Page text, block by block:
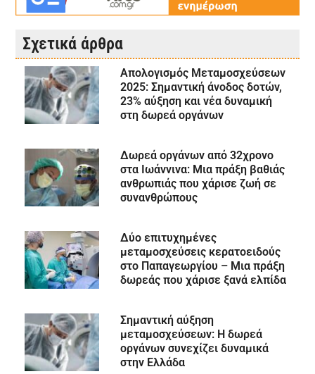
Σχετικά άρθρα
Απολογισμός Μεταμοσχεύσεων
2025: Σημαντική άνοδος δοτών,
23% αύξηση και νέα δυναμική
στη δωρεά οργάνων
Δωρεά οργάνων από 32χρονο
στα Ιωάννινα: Μια πράξη βαθιάς
ανθρωπιάς που χάρισε ζωή σε
συνανθρώπους
Δύο επιτυχημένες
μεταμοσχεύσεις κερατοειδούς
στο Παπαγεωργίου – Μια πράξη
δωρεάς που χάρισε ξανά ελπίδα
Σημαντική αύξηση
μεταμοσχεύσεων: Η δωρεά
οργάνων συνεχίζει δυναμικά
στην Ελλάδα